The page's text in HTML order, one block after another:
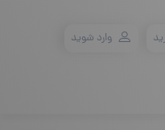
وارد شوید